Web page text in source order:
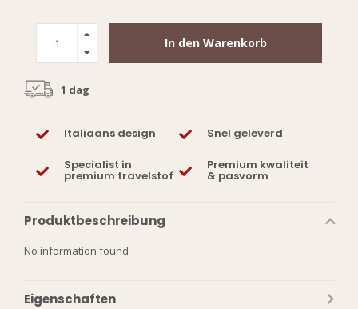
In den Warenkorb
1 dag
Italiaans design Snel geleverd
Specialist in
premium travelstof
Premium kwaliteit
& pasvorm
Produktbeschreibung
No information found
Eigenschaften